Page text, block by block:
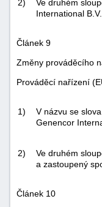
2)
Ve druhém
International
Článek 9
Změny prováděcího
Prováděcí nařízení
1)
V názvu se
Genencor
2)
Ve druhém
a zastoupený
Článek 10